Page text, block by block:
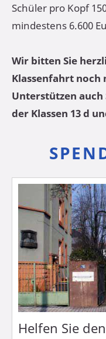
Schüler pro Kopf
mindestens 6.600
Wir bitten Sie
Klassenfahrt noch
Unterstützen auch
der Klassen 13 d
Helfen Sie